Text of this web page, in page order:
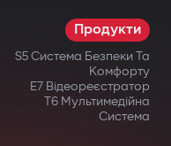
Продукти
S5 Система Безпеки Та
Комфорту
E7 Відеореєстратор
T6 Мультимедійна
Система